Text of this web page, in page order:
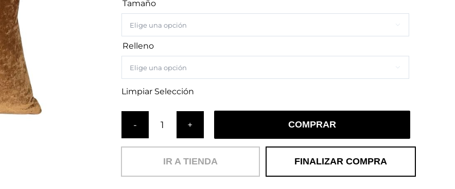
Tamaño

Relleno

Limpiar Selección
Cojín
Abundancia
COMPRAR
IR A TIENDA FINALIZAR COMPRA